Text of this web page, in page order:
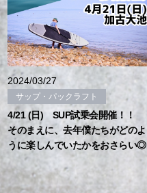
2024/03/27
サップ・パックラフト
4/21 (日) SUP試乗会開催！！
そのまえに、去年僕たちがどのよ
うに楽しんでいたかをおさらい◎